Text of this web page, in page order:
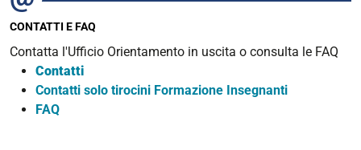
CONTATTI E FAQ
Contatta l'Ufficio Orientamento in uscita o consulta le FAQ
Contatti
Contatti solo tirocini Formazione Insegnanti
FAQ